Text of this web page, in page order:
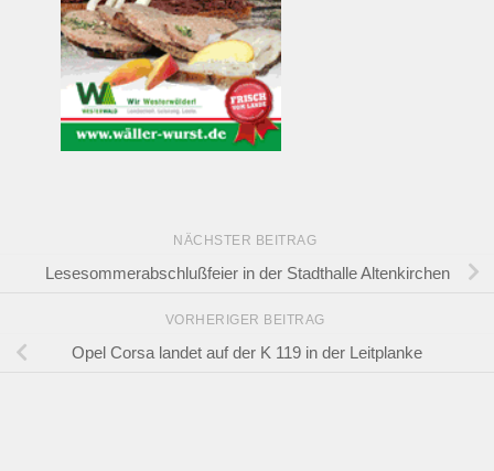
NÄCHSTER BEITRAG
Lesesommerabschlußfeier in der Stadthalle Altenkirchen
VORHERIGER BEITRAG
Opel Corsa landet auf der K 119 in der Leitplanke